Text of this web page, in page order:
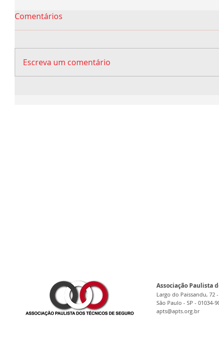
Comentários
Escreva um comentário
Associação Paulista
Largo do Paissandu, 72
São Paulo - SP - 01034-
apts@apts.org.br